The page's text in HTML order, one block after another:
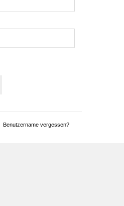
Benutzername vergessen?